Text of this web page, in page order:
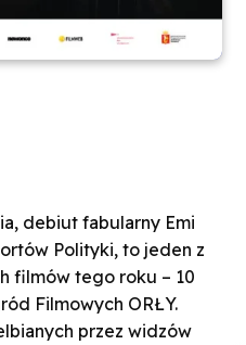
debiut fabularny Emi
Polityki, to jeden z
filmów tego roku – 10
Filmowych ORŁY.
przez widzów